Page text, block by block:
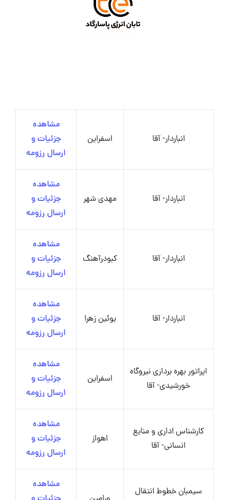
انباردار- آقا اسفراین
مشاهده
جزئیات و
ارسال رزومه
انباردار- آقا مهدی شهر
مشاهده
جزئیات و
ارسال رزومه
انباردار- آقا کبودرآهنگ
مشاهده
جزئیات و
ارسال رزومه
انباردار- آقا بوئین زهرا
مشاهده
جزئیات و
ارسال رزومه
اپراتور بهره برداری نیروگاه
خورشیدی- آقا
اسفراین
مشاهده
جزئیات و
ارسال رزومه
کارشناس اداری و منابع
انسانی- آقا
اهواز
مشاهده
جزئیات و
ارسال رزومه
سیمبان خطوط انتقال
مشاهده